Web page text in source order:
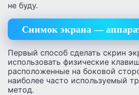
не буду.
Снимок экрана —
Первый способ сделать скрин
использовать физические
расположенные на боковой
наиболее часто используемый
метод.